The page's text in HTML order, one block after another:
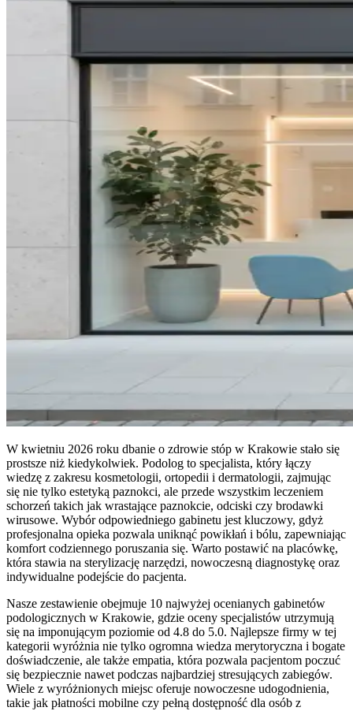
W kwietniu 2026 roku dbanie o zdrowie stóp w Krakowie stało się
prostsze niż kiedykolwiek. Podolog to specjalista, który łączy
wiedzę z zakresu kosmetologii, ortopedii i dermatologii, zajmując
się nie tylko estetyką paznokci, ale przede wszystkim leczeniem
schorzeń takich jak wrastające paznokcie, odciski czy brodawki
wirusowe. Wybór odpowiedniego gabinetu jest kluczowy, gdyż
profesjonalna opieka pozwala uniknąć powikłań i bólu, zapewniając
komfort codziennego poruszania się. Warto postawić na placówkę,
która stawia na sterylizację narzędzi, nowoczesną diagnostykę oraz
indywidualne podejście do pacjenta.
Nasze zestawienie obejmuje 10 najwyżej ocenianych gabinetów
podologicznych w Krakowie, gdzie oceny specjalistów utrzymują
się na imponującym poziomie od 4.8 do 5.0. Najlepsze firmy w tej
kategorii wyróżnia nie tylko ogromna wiedza merytoryczna i bogate
doświadczenie, ale także empatia, która pozwala pacjentom poczuć
się bezpiecznie nawet podczas najbardziej stresujących zabiegów.
Wiele z wyróżnionych miejsc oferuje nowoczesne udogodnienia,
takie jak płatności mobilne czy pełną dostępność dla osób z